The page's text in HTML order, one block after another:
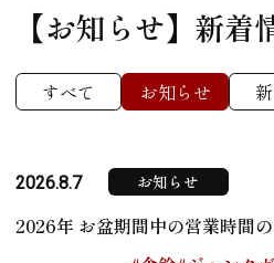
【お知らせ】 新着
すべて お知らせ
2026.8.7 お知らせ
2026年 お盆期間中の営業時間